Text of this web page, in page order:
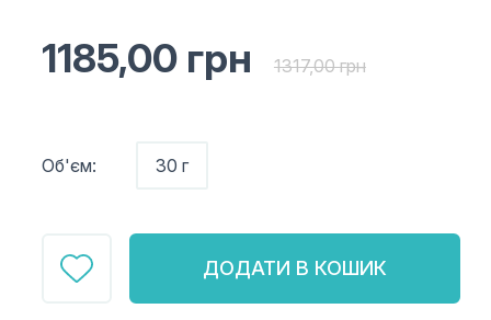
1185,00 грн 1317,00грн
Об'єм: 30 г
ДОДАТИ В КОШИК